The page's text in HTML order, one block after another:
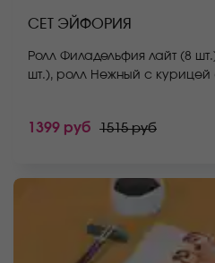
СЕТ ЭЙФОРИЯ
Ролл Филадельфия лайт (8
шт.), ролл Нежный с
васаби и соевый соус. Они
заказа. *Внешний вид блюда
1399 руб 1515 руб